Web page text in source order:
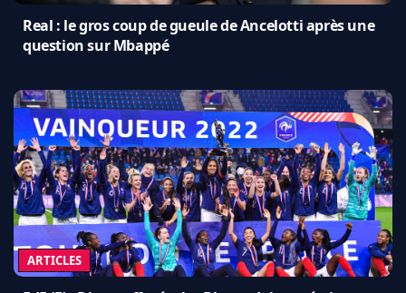
Real : le gros coup de gueule de Ancelotti après une
question sur Mbappé
ARTICLES